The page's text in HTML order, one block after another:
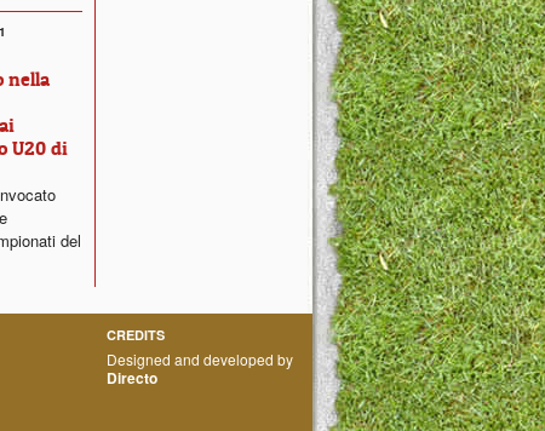
nella
U20 di
del
CREDITS
Designed and developed by
Directo